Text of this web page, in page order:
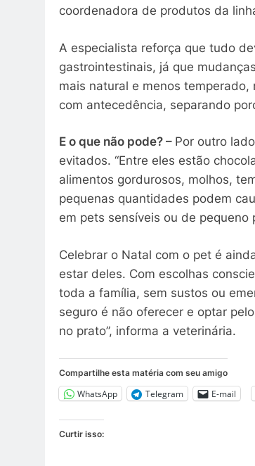
coordenadora de produtos da
A especialista reforça que tudo
gastrointestinais, já que
mais natural e menos
com antecedência, separando
E o que não pode? – Por outro
evitados. “Entre eles estão
alimentos gordurosos, molhos,
pequenas quantidades podem
em pets sensíveis ou de pequeno
Celebrar o Natal com o pet é
estar deles. Com escolhas
toda a família, sem sustos ou
seguro é não oferecer e optar
no prato”, informa a veterinária.
Compartilhe esta matéria com seu amigo
WhatsApp Telegram E-mail
Curtir isso: